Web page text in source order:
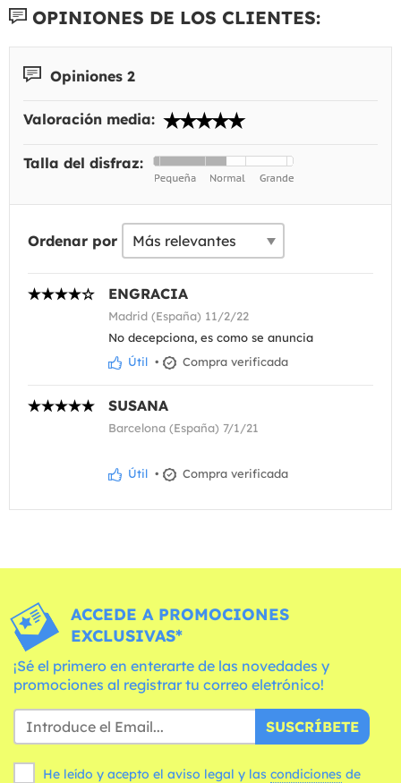
OPINIONES DE LOS CLIENTES:
Opiniones 2
Valoración media:
Talla del disfraz:
Ordenar por
ENGRACIA
Madrid (España) 11/2/22
No decepciona, es como se anuncia
Útil • Compra verificada
SUSANA
Barcelona (España) 7/1/21
Útil • Compra verificada
ACCEDE A PROMOCIONES
EXCLUSIVAS*
¡Sé el primero en enterarte de las novedades y
promociones al registrar tu correo eletrónico!
SUSCRÍBETE
He leído y acepto el aviso legal y las condiciones